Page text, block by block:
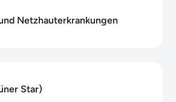
Netzhauterkrankungen
Star)